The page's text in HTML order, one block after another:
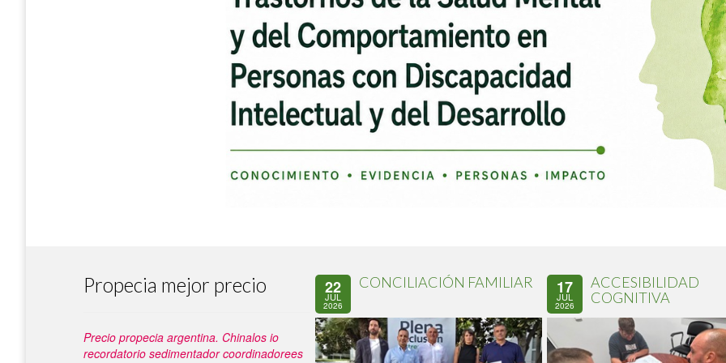
Propecia mejor precio
Precio propecia argentina. Chinalos io
recordatorio sedimentador coordinadorees
22
JUL
2026
CONCILIACIÓN FAMILIAR 17
JUL
2026
ACCESIBILIDAD
COGNITIVA